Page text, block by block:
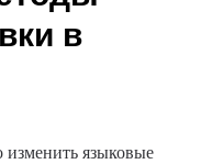
в
языковые